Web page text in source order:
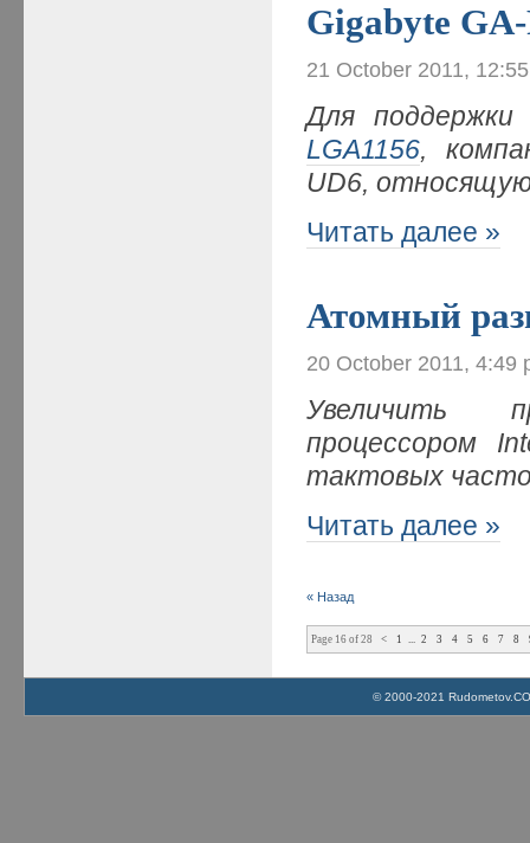
Gigabyte
21 October 2011,
Для поддержки
LGA1156,
UD6,
Читать далее »
Атомный
20 October 2011, 4:49
Увеличить
процессором
тактовых
Читать далее »
« Назад
Page 16 of 28 < 1 2 3 4 5 6 7 8
© 2000-2021